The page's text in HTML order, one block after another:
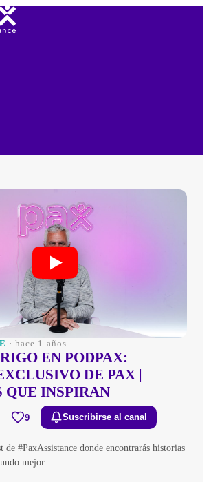
· hace 1 años
EN PODPAX:
DE PAX |
QUE INSPIRAN
9 Suscribirse al canal
de #PaxAssistance donde encontrarás historias
mejor.